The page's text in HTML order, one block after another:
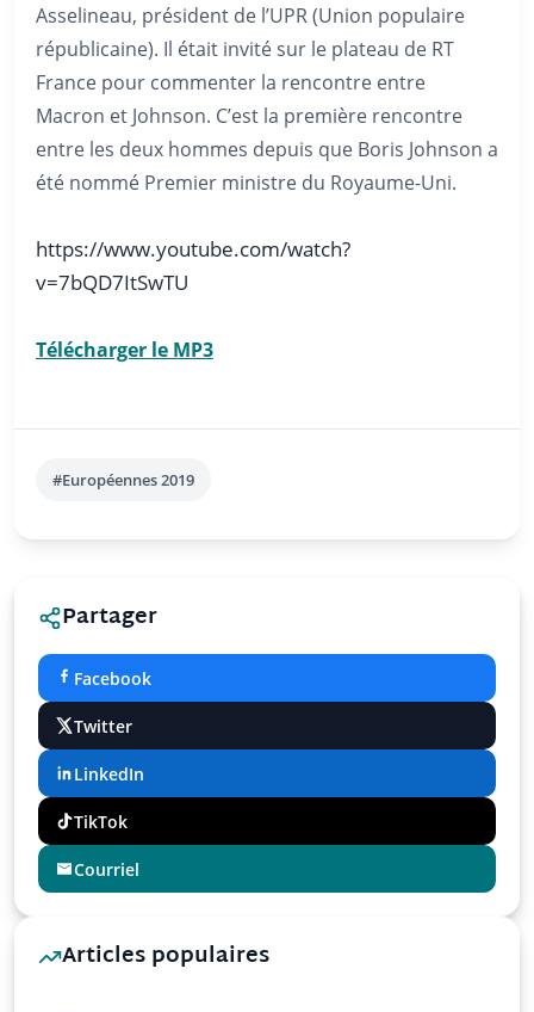
Asselineau, président de l’UPR (Union populaire
républicaine). Il était invité sur le plateau de RT
France pour commenter la rencontre entre
Macron et Johnson. C’est la première rencontre
entre les deux hommes depuis que Boris Johnson a
été nommé Premier ministre du Royaume-Uni.
https://www.youtube.com/watch?
v=7bQD7ItSwTU
Télécharger le MP3
#Européennes 2019
Partager
Facebook
Twitter
LinkedIn
TikTok
Courriel
Articles populaires